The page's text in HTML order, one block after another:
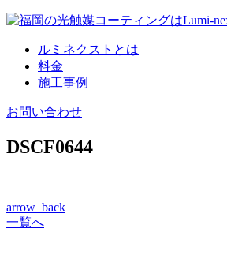
コ
ルミネクストとは
料金
施工事例
お問い合わせ
DSCF0644
arrow_back
一覧へ